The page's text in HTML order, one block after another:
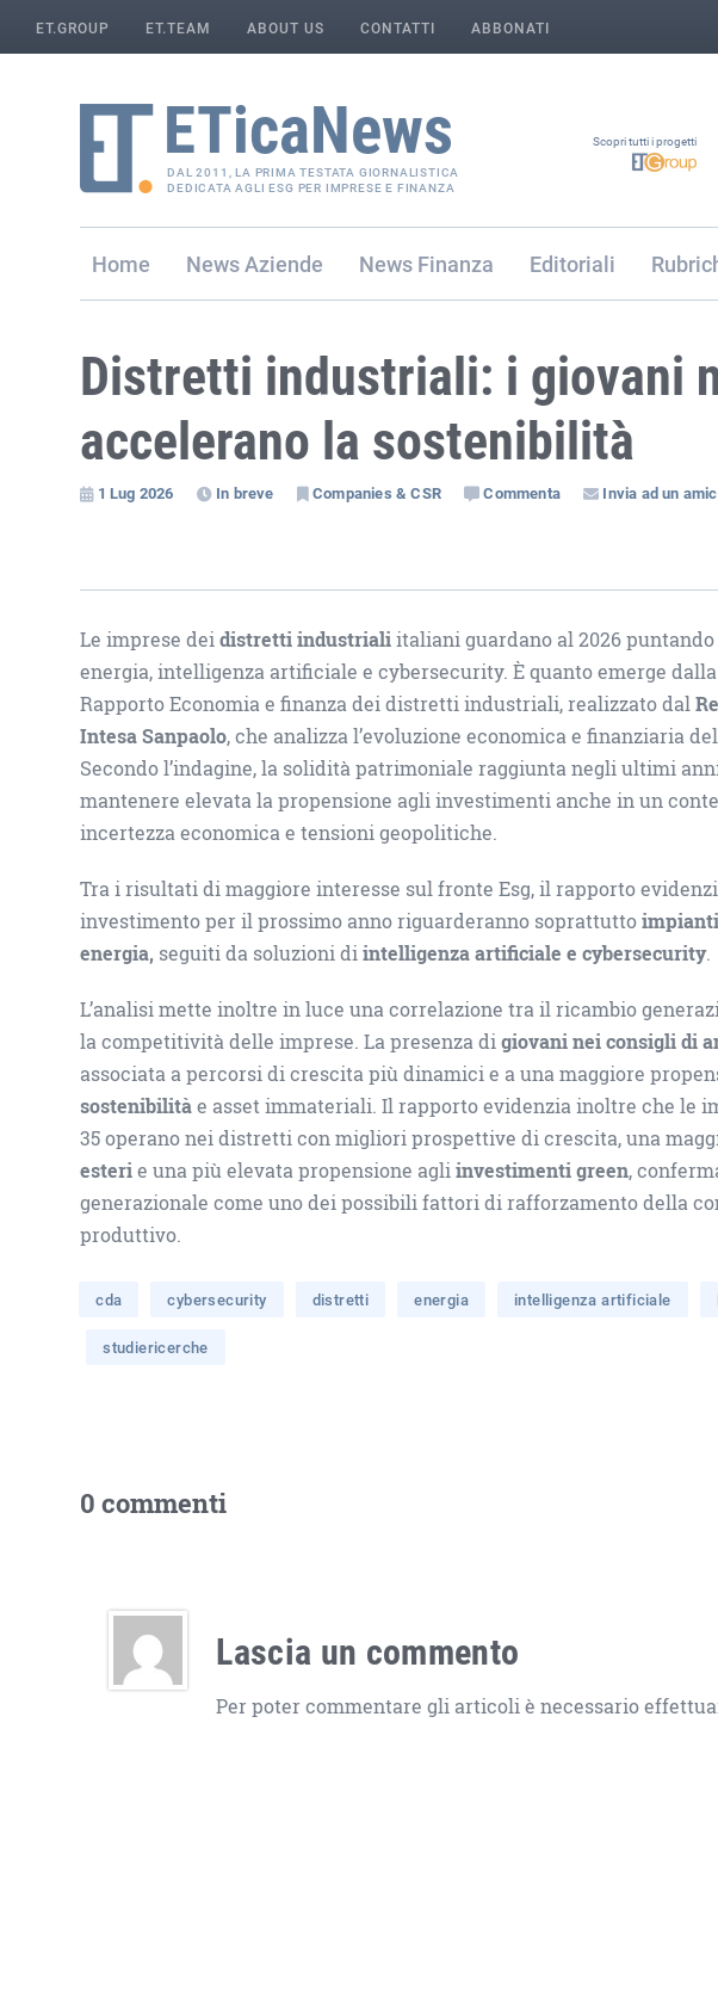
ET.GROUP ET.TEAM ABOUT US CONTATTI ABBONATI
DAL 2011, LA PRIMA TESTATA GIORNALISTICA
DEDICATA AGLI ESG PER IMPRESE E FINANZA
Scopri tutti i progetti
Home Aziende Finanza Editoriali
Distretti industriali: i giovani
accelerano la sostenibilità
1 Lug 2026 In breve Companies & CSR Commenta Invia ad un
Le imprese deidistretti industrialiitaliani guardano al 2026
energia, intelligenza artificiale e cybersecurity. È quanto emerge
Rapporto Economia e finanza dei distretti industriali, realizzato dal
Intesa Sanpaolo, che analizza l’evoluzione economica e finanziaria
Secondo l’indagine, la solidità patrimoniale raggiunta negli ultimi
mantenere elevata la propensione agli investimenti anche in un
incertezza economica e tensioni geopolitiche.
Tra i risultati di maggiore interesse sul fronte Esg, il rapporto
investimento per il prossimo anno riguarderanno soprattutto
energia, seguiti da soluzioni diintelligenza artificiale e cybersecurity.
L’analisi mette inoltre in luce una correlazione tra il ricambio
la competitività delle imprese. La presenza digiovani nei consigli di
associata a percorsi di crescita più dinamici e a una maggiore
sostenibilitàe asset immateriali. Il rapporto evidenzia inoltre che le
35 operano nei distretti con migliori prospettive di crescita, una
esterie una più elevata propensione agliinvestimenti green,
generazionale come uno dei possibili fattori di rafforzamento della
produttivo.
cda cybersecurity distretti energia intelligenza artificiale
studiericerche
0 commenti
Lascia un commento
Per poter commentare gli articoli è necessario